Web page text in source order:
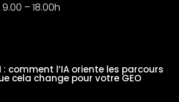
– 18.00h
: comment l’IA oriente les parcours
cela change pour votre GEO